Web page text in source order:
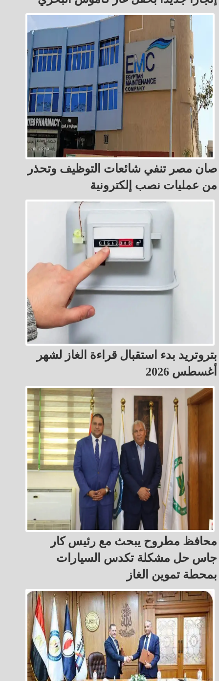
صان مصر تنفي شائعات التوظيف وتحذر
من عمليات نصب إلكترونية
بتروتريد بدء استقبال قراءة الغاز لشهر
أغسطس 2026
محافظ مطروح يبحث مع رئيس كار
جاس حل مشكلة تكدس السيارات
بمحطة تموين الغاز